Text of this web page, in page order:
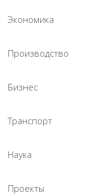
Экономика
Производство
Бизнес
Транспорт
Наука
Проекты